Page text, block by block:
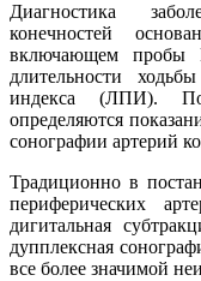
Диагностика
конечностей
включающем пробы
длительности
индекса (ЛПИ). По
определяются
сонографии артерий
Традиционно в
периферических
дигитальная
дупплексная
все более значимой